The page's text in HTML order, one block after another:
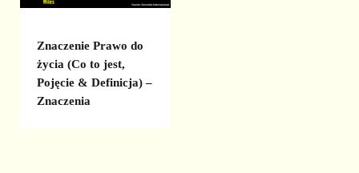
Znaczenie Prawo do
życia (Co to jest,
Pojęcie & Definicja) –
Znaczenia